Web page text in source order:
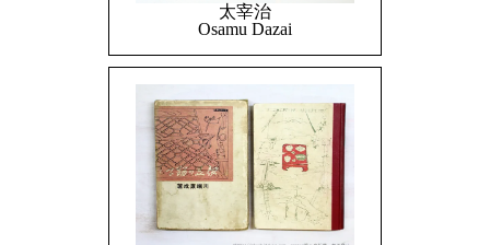
太宰治
Osamu Dazai